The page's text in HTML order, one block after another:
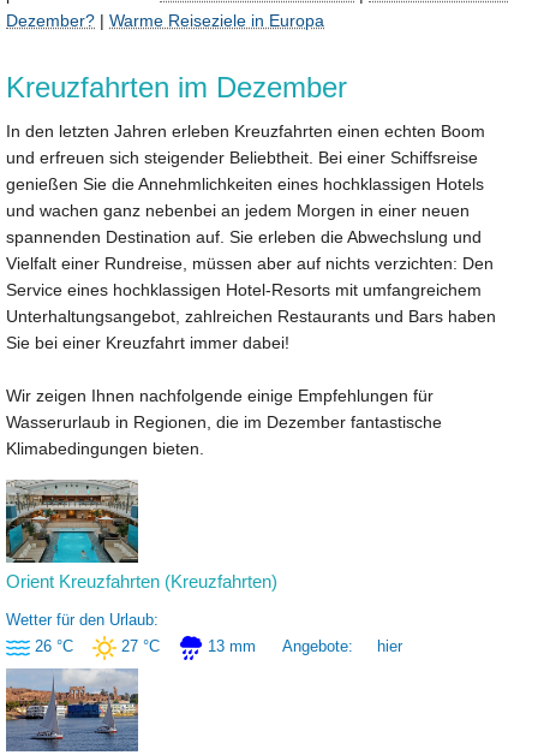
Dezember? | Warme Reiseziele in Europa
Kreuzfahrten im Dezember
In den letzten Jahren erleben Kreuzfahrten einen echten Boom
und erfreuen sich steigender Beliebtheit. Bei einer Schiffsreise
genießen Sie die Annehmlichkeiten eines hochklassigen Hotels
und wachen ganz nebenbei an jedem Morgen in einer neuen
spannenden Destination auf. Sie erleben die Abwechslung und
Vielfalt einer Rundreise, müssen aber auf nichts verzichten: Den
Service eines hochklassigen Hotel-Resorts mit umfangreichem
Unterhaltungsangebot, zahlreichen Restaurants und Bars haben
Sie bei einer Kreuzfahrt immer dabei!
Wir zeigen Ihnen nachfolgende einige Empfehlungen für
Wasserurlaub in Regionen, die im Dezember fantastische
Klimabedingungen bieten.
Orient Kreuzfahrten (Kreuzfahrten)
Wetter für den Urlaub:
26 °C
27 °C 13 mm Angebote: hier